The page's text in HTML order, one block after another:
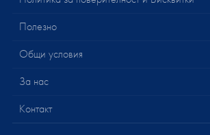
Полезно
Общи условия
За нас
Контакт